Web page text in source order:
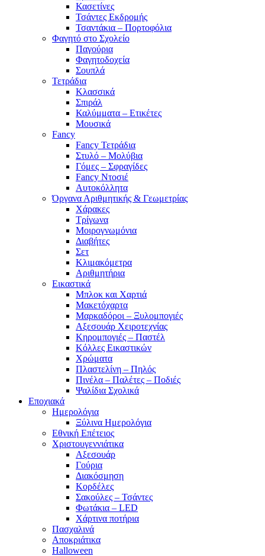
Κασετίνες
Τσάντες Εκδρομής
Τσαντάκια – Πορτοφόλια
Φαγητό στο Σχολείο
Παγούρια
Φαγητοδοχεία
Σουπλά
Τετράδια
Κλασσικά
Σπιράλ
Καλύμματα – Ετικέτες
Μουσικά
Fancy
Fancy Τετράδια
Στυλό – Μολύβια
Γόμες – Σφραγίδες
Fancy Ντοσιέ
Αυτοκόλλητα
Όργανα Αριθμητικής & Γεωμετρίας
Χάρακες
Τρίγωνα
Mοιρογνωμόνια
Διαβήτες
Σετ
Κλιμακόμετρα
Αριθμητήρια
Εικαστικά
Μπλοκ και Χαρτιά
Μακετόχαρτα
Μαρκαδόροι – Ξυλομπογιές
Αξεσουάρ Χειροτεχνίας
Κηρομπογιές – Παστέλ
Κόλλες Εικαστικών
Χρώματα
Πλαστελίνη – Πηλός
Πινέλα – Παλέτες – Ποδιές
Ψαλίδια Σχολικά
Εποχιακά
Ημερολόγια
Ξύλινα Ημερολόγια
Εθνική Επέτειος
Χριστουγεννιάτικα
Αξεσουάρ
Γούρια
Διακόσμηση
Κορδέλες
Σακούλες – Τσάντες
Φωτάκια – LED
Χάρτινα ποτήρια
Πασχαλινά
Αποκριάτικα
Halloween